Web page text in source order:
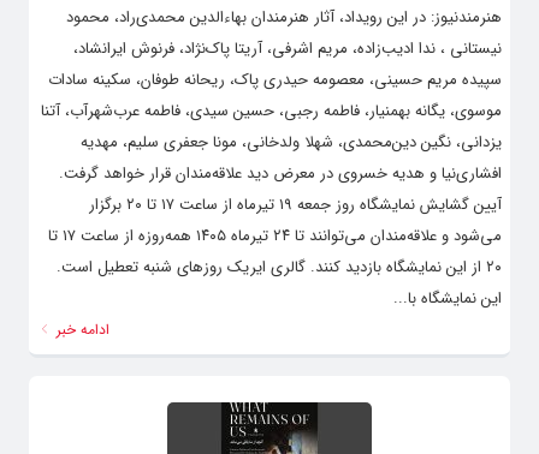
هنرمندنیوز: در این رویداد، آثار هنرمندان بهاءالدین محمدی‌راد، محمود
نیستانی ، ندا ادیب‌زاده، مریم اشرفی، آریتا پاک‌نژاد، فرنوش ایرانشاد،
سپیده مریم حسینی، معصومه حیدری پاک، ریحانه طوفان، سکینه سادات
موسوی، یگانه بهمنیار، فاطمه رجبی، حسین سیدی، فاطمه عرب‌شهرآب، آتنا
یزدانی، نگین دین‌محمدی، شهلا ولدخانی، مونا جعفری سلیم، مهدیه
افشاری‌نیا و هدیه خسروی در معرض دید علاقه‌مندان قرار خواهد گرفت.
آیین گشایش نمایشگاه روز جمعه ۱۹ تیرماه از ساعت ۱۷ تا ۲۰ برگزار
می‌شود و علاقه‌مندان می‌توانند تا ۲۴ تیرماه ۱۴۰۵ همه‌روزه از ساعت ۱۷ تا
۲۰ از این نمایشگاه بازدید کنند. گالری ایریک روزهای شنبه تعطیل است.
این نمایشگاه با...
ادامه خبر